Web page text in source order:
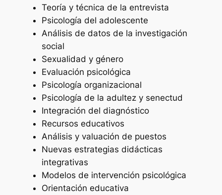
Teoría y técnica de la entrevista
Psicología del adolescente
Análisis de datos de la investigación
social
Sexualidad y género
Evaluación psicológica
Psicología organizacional
Psicología de la adultez y senectud
Integración del diagnóstico
Recursos educativos
Análisis y valuación de puestos
Nuevas estrategias didácticas
integrativas
Modelos de intervención psicológica
Orientación educativa